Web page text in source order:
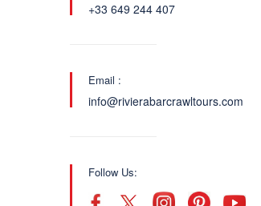
+33 649 244 407
Email :
info@rivierabarcrawltours.com
Follow Us: